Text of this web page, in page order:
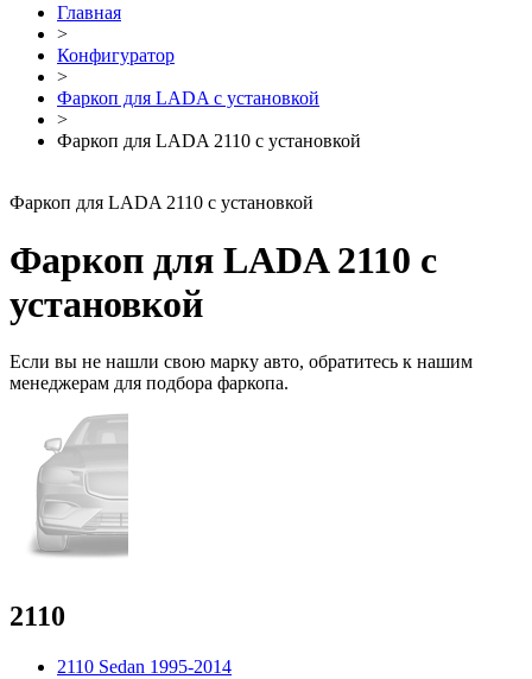
Главная
>
Конфигуратор
>
Фаркоп для LADA с установкой
>
Фаркоп для LADA 2110 с установкой
Фаркоп для LADA 2110 с установкой
Фаркоп для LADA 2110 с
установкой
Если вы не нашли свою марку авто, обратитесь к нашим
менеджерам для подбора фаркопа.
2110
2110 Sedan 1995-2014